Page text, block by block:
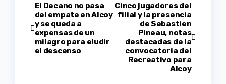
Navegación
de
entradas
Cinco jugadores del
filial y la presencia
de Sebastien
Pineau, notas
destacadas de la
convocatoria del
Recreativo para
Alcoy
El Decano no pasa
del empate en Alcoy
y se queda a
expensas de un
milagro para eludir
el descenso